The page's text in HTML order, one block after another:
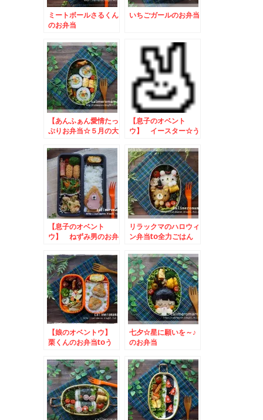
ミートボールさるくん
のお弁当
いちごガールのお弁当
【あんふぁん愛情たっ
ぷりお弁当☆５月の大
弁当
【息子のオベント
ウ】 イースター☆う
【息子のオベント
ウ】 ねずみ男のお弁
リラックマのハロウィ
ン弁当to全力ごはん
【娘のオベントウ】
栗くんのお弁当toう
七夕☆星に願いを～♪
のお弁当